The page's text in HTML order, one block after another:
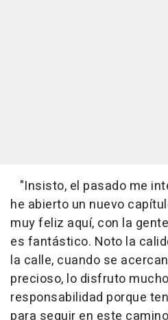
"Insisto, el pasado me
he abierto un nuevo
muy feliz aquí, con la
es fantástico. Noto la
la calle, cuando se
precioso, lo disfruto
responsabilidad porque